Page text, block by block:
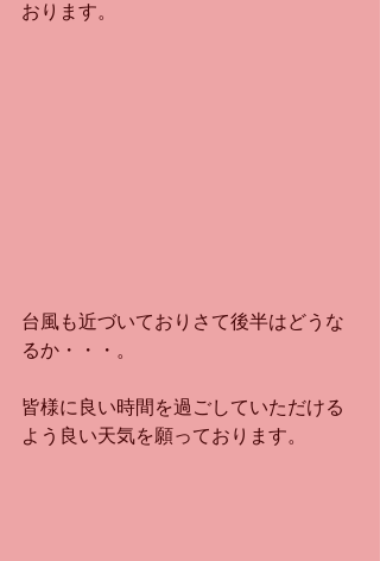
おります。
台風も近づいておりさて後半はどうな
るか・・・。
皆様に良い時間を過ごしていただける
よう良い天気を願っております。